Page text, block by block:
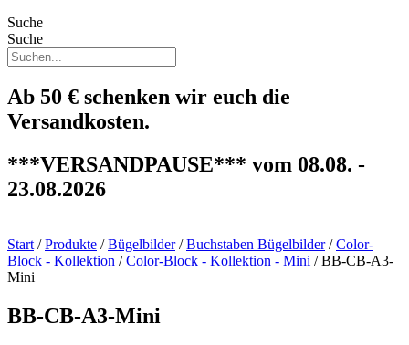
Suche
Suche
Ab 50 € schenken wir euch die
Versandkosten.
***VERSANDPAUSE*** vom 08.08. -
23.08.2026
Start /Produkte /Bügelbilder/Buchstaben Bügelbilder/Color-
Block - Kollektion /Color-Block - Kollektion - Mini / BB-CB-A3-
Mini
BB-CB-A3-Mini